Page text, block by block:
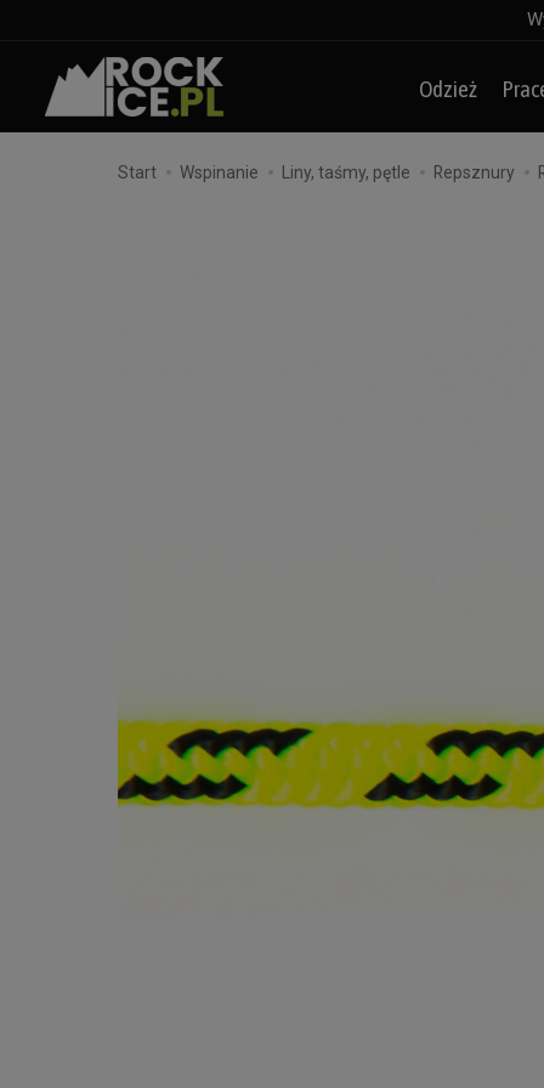
Odzież
Start Wspinanie Liny, taśmy, pętle Repsznury